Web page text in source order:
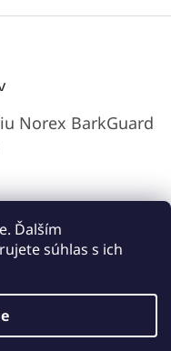
Ďalším
súhlas s ich
Norex BarkGuard
5 hviezdičiek.